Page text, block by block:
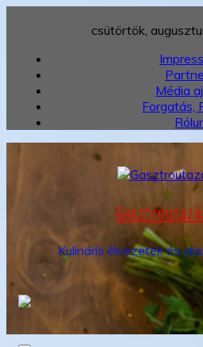
csütörtök,
Média
Forgatás,
Kulináris élvezetek és